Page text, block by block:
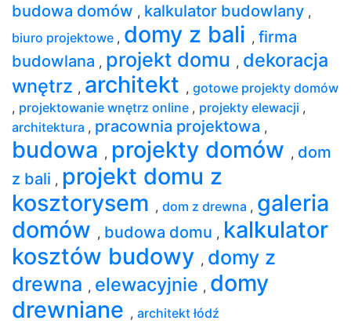
budowa domów , kalkulator budowlany ,
biuro projektowe , domy z bali , firma
budowlana , projekt domu , dekoracja
wnętrz , architekt , gotowe projekty domów
, projektowanie wnętrz online , projekty elewacji ,
architektura , pracownia projektowa ,
budowa , projekty domów , dom
z bali , projekt domu z
kosztorysem , dom z drewna , galeria
domów , budowa domu , kalkulator
kosztów budowy , domy z
drewna , elewacyjnie , domy
drewniane , architekt łódź